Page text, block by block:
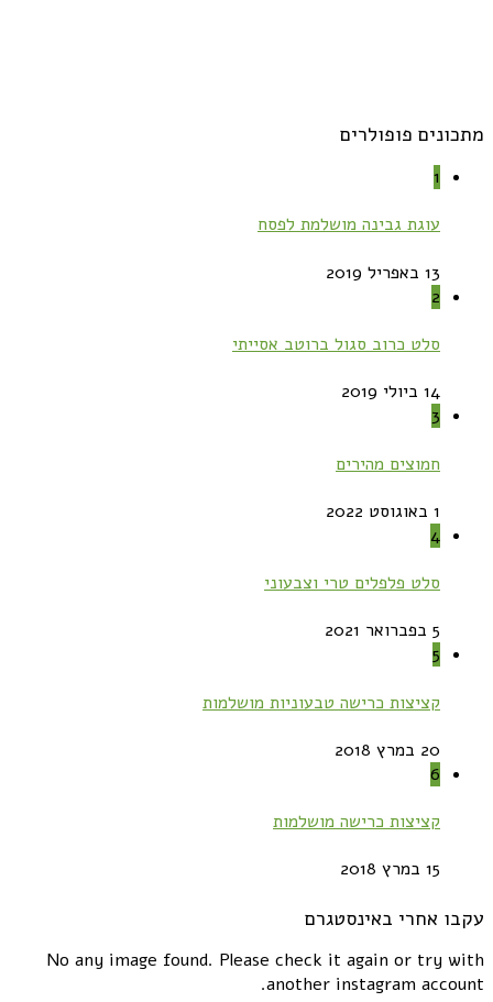
מתכונים פופולרים
1
עוגת גבינה מושלמת לפסח
13 באפריל 2019
2
סלט כרוב סגול ברוטב אסייתי
14 ביולי 2019
3
חמוצים מהירים
1 באוגוסט 2022
4
סלט פלפלים טרי וצבעוני
5 בפברואר 2021
5
קציצות כרישה טבעוניות מושלמות
20 במרץ 2018
6
קציצות כרישה מושלמות
15 במרץ 2018
עקבו אחרי באינסטגרם
No any image found. Please check it again or try with
another instagram account.